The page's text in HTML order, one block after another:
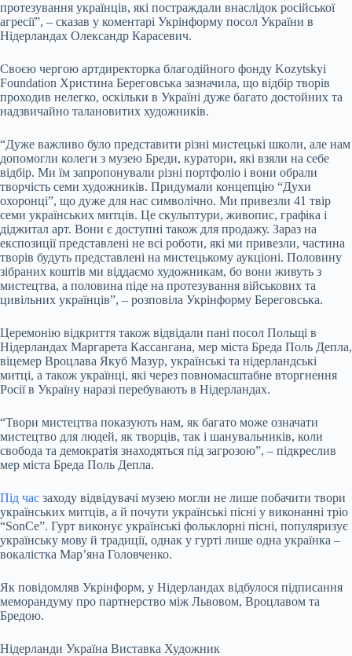
протезування українців, які постраждали внаслідок російської
агресії”, – сказав у коментарі Укрінформу посол України в
Нідерландах Олександр Карасевич.
Своєю чергою артдиректорка благодійного фонду Kozytskyi
Foundation Христина Береговська зазначила, що відбір творів
проходив нелегко, оскільки в Україні дуже багато достойних та
надзвичайно талановитих художників.
“Дуже важливо було представити різні мистецькі школи, але нам
допомогли колеги з музею Бреди, куратори, які взяли на себе
відбір. Ми їм запропонували різні портфоліо і вони обрали
творчість семи художників. Придумали концепцію “Духи
охоронці”, що дуже для нас символічно. Ми привезли 41 твір
семи українських митців. Це скульптури, живопис, графіка і
діджитал арт. Вони є доступні також для продажу. Зараз на
експозиції представлені не всі роботи, які ми привезли, частина
творів будуть представлені на мистецькому аукціоні. Половину
зібраних коштів ми віддаємо художникам, бо вони живуть з
мистецтва, а половина піде на протезування військових та
цивільних українців”, – розповіла Укрінформу Береговська.
Церемонію відкриття також відвідали пані посол Польщі в
Нідерландах Маргарета Кассангана, мер міста Бреда Поль Депла,
віцемер Вроцлава Якуб Мазур, українські та нідерландські
митці, а також українці, які через повномасштабне вторгнення
Росії в Україну наразі перебувають в Нідерландах.
“Твори мистецтва показують нам, як багато може означати
мистецтво для людей, як творців, так і шанувальників, коли
свобода та демократія знаходяться під загрозою”, – підкреслив
мер міста Бреда Поль Депла.
Під час заходу відвідувачі музею могли не лише побачити твори
українських митців, а й почути українські пісні у виконанні тріо
“SonCe”. Гурт виконує українські фольклорні пісні, популяризує
українську мову й традиції, однак у гурті лише одна українка –
вокалістка Мар’яна Головченко.
Як повідомляв Укрінформ, у Нідерландах відбулося підписання
меморандуму про партнерство між Львовом, Вроцлавом та
Бредою.
Нідерланди Україна Виставка Художник